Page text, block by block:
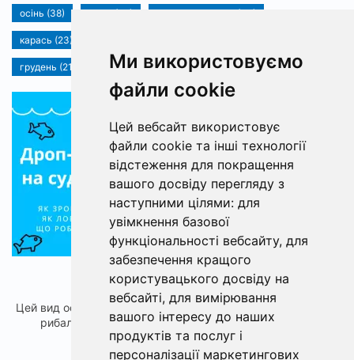
Ми використовуємо
файли cookie
Цей вебсайт використовує
файли cookie та інші технології
відстеження для покращення
вашого досвіду перегляду з
наступними цілями: для
увімкнення базової
функціональності вебсайту, для
забезпечення кращого
користувацького досвіду на
вебсайті, для вимірювання
вашого інтересу до наших
продуктів та послуг і
персоналізації маркетингових
осінь (38) щука (36) календар рибака (33)
карась (23)
грудень (21)
Дроп-шот на судака
Цей вид оснащення прийшов до нас із далекої Америки, де
рибалки вже давно застосовують дроп-шот для ...